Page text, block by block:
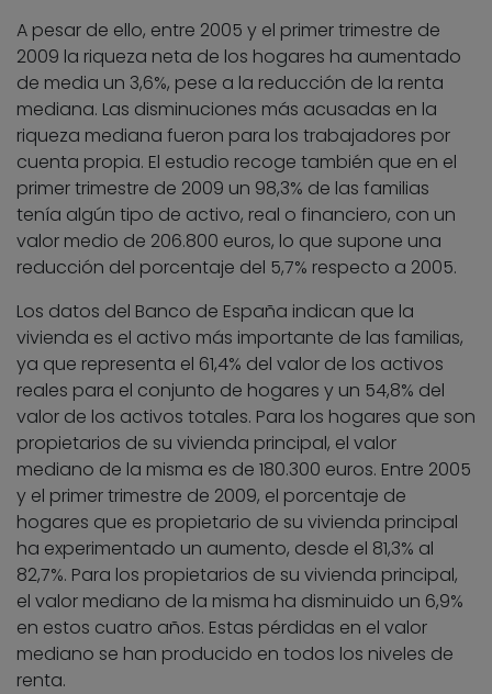
A pesar de ello, entre 2005 y el primer trimestre de
2009 la riqueza neta de los hogares ha aumentado
de media un 3,6%, pese a la reducción de la renta
mediana. Las disminuciones más acusadas en la
riqueza mediana fueron para los trabajadores por
cuenta propia. El estudio recoge también que en el
primer trimestre de 2009 un 98,3% de las familias
tenía algún tipo de activo, real o financiero, con un
valor medio de 206.800 euros, lo que supone una
reducción del porcentaje del 5,7% respecto a 2005.
Los datos del Banco de España indican que la
vivienda es el activo más importante de las familias,
ya que representa el 61,4% del valor de los activos
reales para el conjunto de hogares y un 54,8% del
valor de los activos totales. Para los hogares que son
propietarios de su vivienda principal, el valor
mediano de la misma es de 180.300 euros. Entre 2005
y el primer trimestre de 2009, el porcentaje de
hogares que es propietario de su vivienda principal
ha experimentado un aumento, desde el 81,3% al
82,7%. Para los propietarios de su vivienda principal,
el valor mediano de la misma ha disminuido un 6,9%
en estos cuatro años. Estas pérdidas en el valor
mediano se han producido en todos los niveles de
renta.